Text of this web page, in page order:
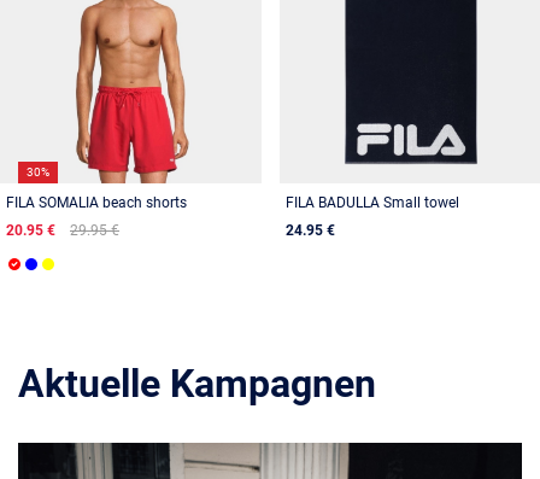
30%
FILA SOMALIA beach shorts
20.95 €
29.95 €
FILA BADULLA Small towel
24.95 €
Aktuelle Kampagnen